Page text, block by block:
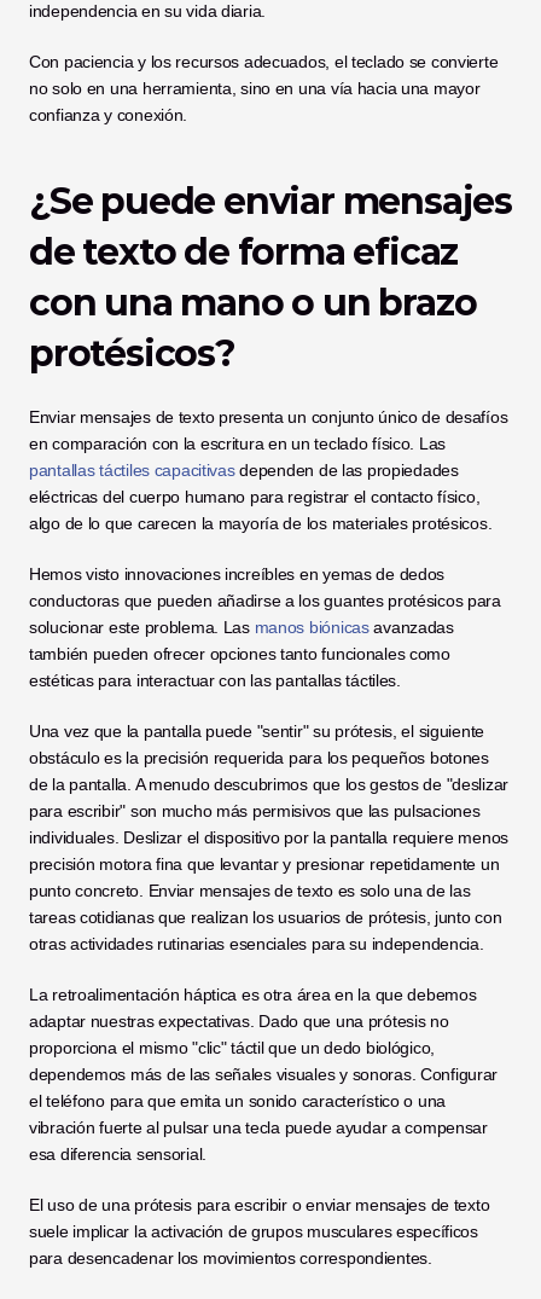
independencia en su vida diaria.
Con paciencia y los recursos adecuados, el teclado se convierte
no solo en una herramienta, sino en una vía hacia una mayor
confianza y conexión.
¿Se puede enviar mensajes
de texto de forma eficaz
con una mano o un brazo
protésicos?
Enviar mensajes de texto presenta un conjunto único de desafíos
pantallas táctiles capacitivas dependen de las propiedades
eléctricas del cuerpo humano para registrar el contacto físico,
algo de lo que carecen la mayoría de los materiales protésicos.
Hemos visto innovaciones increíbles en yemas de dedos
conductoras que pueden añadirse a los guantes protésicos para
solucionar este problema. Las manos biónicas avanzadas
también pueden ofrecer opciones tanto funcionales como
estéticas para interactuar con las pantallas táctiles.
Una vez que la pantalla puede "sentir" su prótesis, el siguiente
obstáculo es la precisión requerida para los pequeños botones
de la pantalla. A menudo descubrimos que los gestos de "deslizar
para escribir" son mucho más permisivos que las pulsaciones
individuales. Deslizar el dispositivo por la pantalla requiere menos
precisión motora fina que levantar y presionar repetidamente un
punto concreto. Enviar mensajes de texto es solo una de las
tareas cotidianas que realizan los usuarios de prótesis, junto con
otras actividades rutinarias esenciales para su independencia.
La retroalimentación háptica es otra área en la que debemos
adaptar nuestras expectativas. Dado que una prótesis no
proporciona el mismo "clic" táctil que un dedo biológico,
dependemos más de las señales visuales y sonoras. Configurar
el teléfono para que emita un sonido característico o una
vibración fuerte al pulsar una tecla puede ayudar a compensar
esa diferencia sensorial.
El uso de una prótesis para escribir o enviar mensajes de texto
suele implicar la activación de grupos musculares específicos
para desencadenar los movimientos correspondientes.